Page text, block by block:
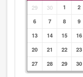
29 30 1 2
6
7 8 9
13
14 15 16
20
21 22 23
27
28 29 30